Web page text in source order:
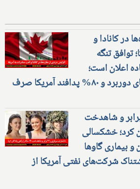
در کانادا و
توافق تنگه
اعلان است؛
تقریبا تمامی موشک‌های دوربرد و ۸۰% پدافند آمریکا صرف
سربازی را ۳ برابر و شاهدخت
کرد؛ خشکسالی
و بیماری گاوها
شرکت‌های نفتی آمریکا از